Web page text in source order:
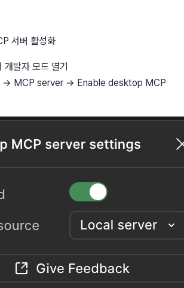
서버 활성화
개발자 모드 열기
→ MCP server → Enable desktop MCP